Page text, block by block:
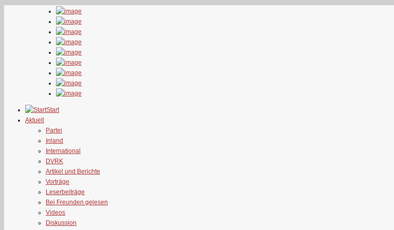
Start
Aktuell
Partei
Inland
International
DVRK
Artikel und Berichte
Vorträge
Leserbeiträge
Bei Freunden gelesen
Videos
Diskussion